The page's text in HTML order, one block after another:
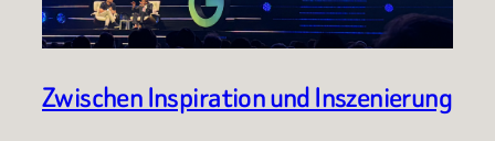
Zwischen Inspiration und Inszenierung